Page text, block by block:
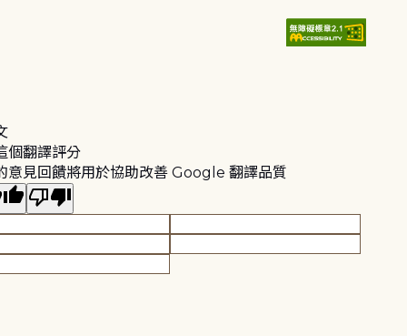
個翻譯評分
意見回饋將用於協助改善 Google 翻譯品質